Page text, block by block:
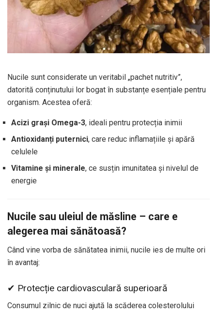
Nucile sunt considerate un veritabil „pachet nutritiv”,
datorită conținutului lor bogat în substanțe esențiale pentru
organism. Acestea oferă:
Acizi grași Omega-3, ideali pentru protecția inimii
Antioxidanți puternici, care reduc inflamațiile și apără
celulele
Vitamine și minerale, ce susțin imunitatea și nivelul de
energie
Nucile sau uleiul de măsline – care e
alegerea mai sănătoasă?
Când vine vorba de sănătatea inimii, nucile ies de multe ori
în avantaj:
✔ Protecție cardiovasculară superioară
Consumul zilnic de nuci ajută la scăderea colesterolului